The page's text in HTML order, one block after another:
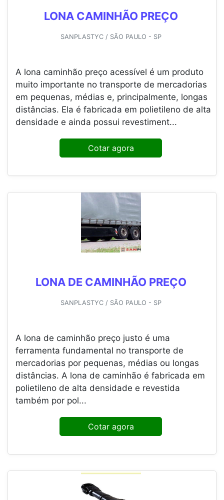
LONA CAMINHÃO PREÇO
SANPLASTYC / SÃO PAULO - SP
A lona caminhão preço acessível é um produto
muito importante no transporte de mercadorias
em pequenas, médias e, principalmente, longas
distâncias. Ela é fabricada em polietileno de alta
densidade e ainda possui revestiment...
Cotar agora
LONA DE CAMINHÃO PREÇO
SANPLASTYC / SÃO PAULO - SP
A lona de caminhão preço justo é uma
ferramenta fundamental no transporte de
mercadorias por pequenas, médias ou longas
distâncias. A lona de caminhão é fabricada em
polietileno de alta densidade e revestida
também por pol...
Cotar agora